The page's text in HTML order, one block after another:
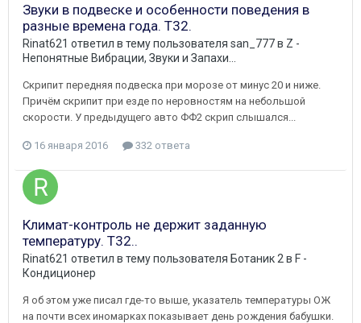
Звуки в подвеске и особенности поведения в
разные времена года. Т32.
Rinat621 ответил в тему пользователя san_777в Z -
Непонятные Вибрации, Звуки и Запахи...
Скрипит передняя подвеска при морозе от минус 20 и ниже.
Причём скрипит при езде по неровностям на небольшой
скорости. У предыдущего авто ФФ2 скрип слышался...
16 января 2016 332 ответа
Климат-контроль не держит заданную
температуру. Т32..
Rinat621 ответил в тему пользователя Ботаник 2 в F -
Кондиционер
Я об этом уже писал где-то выше, указатель температуры ОЖ
на почти всех иномарках показывает день рождения бабушки.